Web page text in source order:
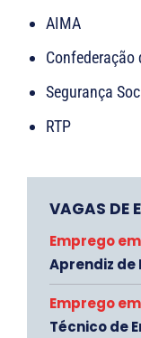
AIMA
Confederação
Segurança
RTP
VAGAS DE
Emprego
Aprendiz de
Emprego
Técnico de